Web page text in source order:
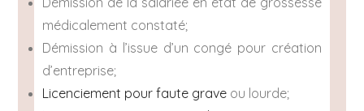
médicalement constaté;
Démission à l’issue d’un congé pour création
d’entreprise;
Licenciement pour faute grave ou lourde;